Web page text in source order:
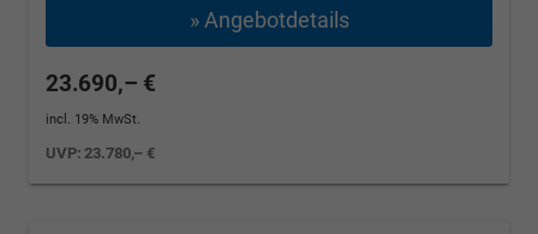
» Angebotdetails
23.690,– €
incl. 19% MwSt.
UVP:23.780,– €